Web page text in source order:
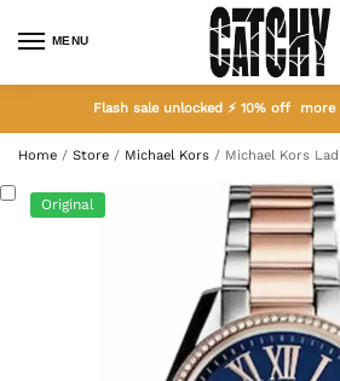
MENU
Flash sale unlocked ⚡ 10% off
Home / Store / Michael Kors / Michael Kors
Original